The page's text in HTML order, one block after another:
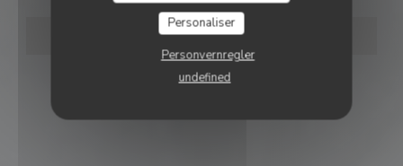
Personaliser
Personvernregler
undefined
BESTILL ET BORD